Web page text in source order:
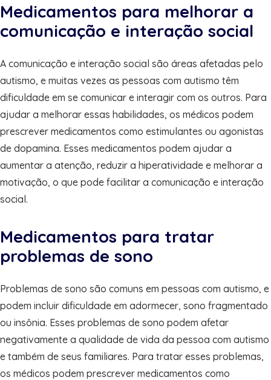
Medicamentos para melhorar a
comunicação e interação social
A comunicação e interação social são áreas afetadas pelo
autismo, e muitas vezes as pessoas com autismo têm
dificuldade em se comunicar e interagir com os outros. Para
ajudar a melhorar essas habilidades, os médicos podem
prescrever medicamentos como estimulantes ou agonistas
de dopamina. Esses medicamentos podem ajudar a
aumentar a atenção, reduzir a hiperatividade e melhorar a
motivação, o que pode facilitar a comunicação e interação
social.
Medicamentos para tratar
problemas de sono
Problemas de sono são comuns em pessoas com autismo, e
podem incluir dificuldade em adormecer, sono fragmentado
ou insônia. Esses problemas de sono podem afetar
negativamente a qualidade de vida da pessoa com autismo
e também de seus familiares. Para tratar esses problemas,
os médicos podem prescrever medicamentos como